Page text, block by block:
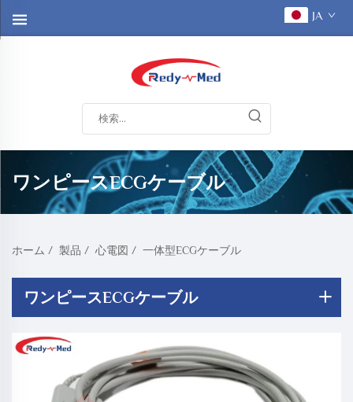
JA
ワンピースECGケーブル
ホーム / 製品 / 心電図 / 一体型ECGケーブル
ワンピースECGケーブル